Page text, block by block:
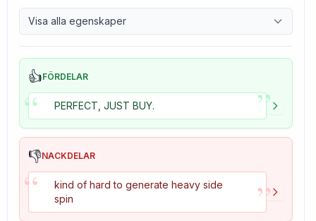
Control 9.7
Tackiness 4.7
Visa alla egenskaper
👍FÖRDELAR
“ PERFECT, JUST BUY. ”
👎NACKDELAR
“
kind of hard to generate heavy side
spin
”